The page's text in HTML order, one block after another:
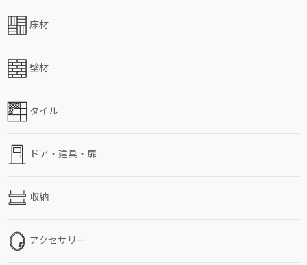
床材
壁材
タイル
ドア・建具・扉
収納
アクセサリー